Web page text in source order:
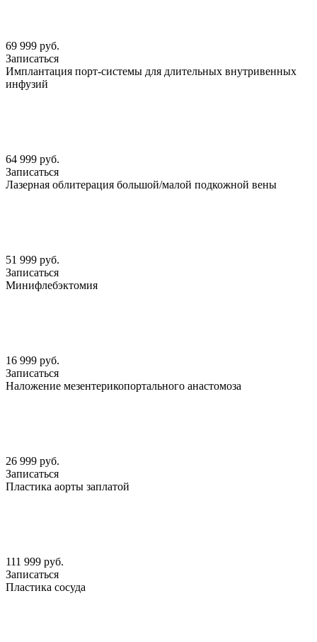
69 999 руб.
Записаться
Имплантация порт-системы для длительных внутривенных
инфузий
64 999 руб.
Записаться
Лазерная облитерация большой/малой подкожной вены
51 999 руб.
Записаться
Минифлебэктомия
16 999 руб.
Записаться
Наложение мезентерикопортального анастомоза
26 999 руб.
Записаться
Пластика аорты заплатой
111 999 руб.
Записаться
Пластика сосуда